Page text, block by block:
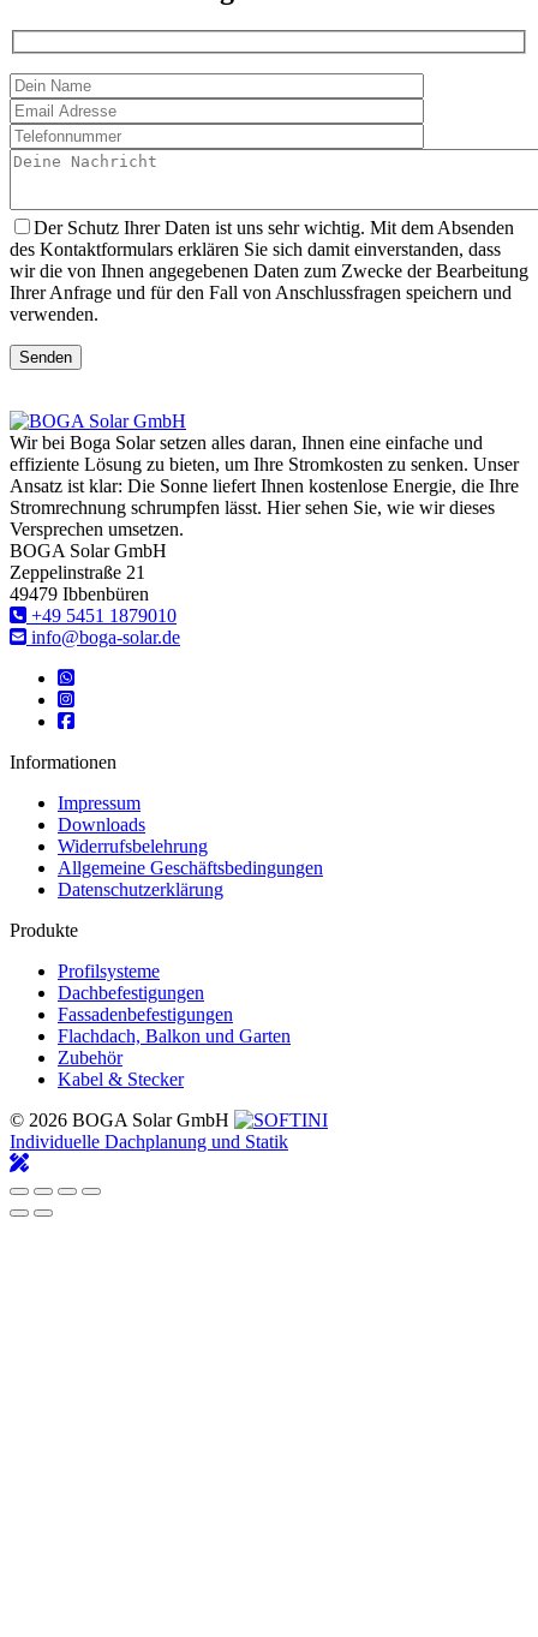
Der Schutz Ihrer Daten ist uns sehr wichtig. Mit dem Absenden
des Kontaktformulars erklären Sie sich damit einverstanden, dass
wir die von Ihnen angegebenen Daten zum Zwecke der Bearbeitung
Ihrer Anfrage und für den Fall von Anschlussfragen speichern und
verwenden.
Senden
Wir bei Boga Solar setzen alles daran, Ihnen eine einfache und
effiziente Lösung zu bieten, um Ihre Stromkosten zu senken. Unser
Ansatz ist klar: Die Sonne liefert Ihnen kostenlose Energie, die Ihre
Stromrechnung schrumpfen lässt. Hier sehen Sie, wie wir dieses
Versprechen umsetzen.
BOGA Solar GmbH
Zeppelinstraße 21
49479 Ibbenbüren
‎+49 5451 1879010
info@boga-solar.de
Informationen
Impressum
Downloads
Widerrufsbelehrung
Allgemeine Geschäftsbedingungen
Datenschutzerklärung
Produkte
Profilsysteme
Dachbefestigungen
Fassadenbefestigungen
Flachdach, Balkon und Garten
Zubehör
Kabel & Stecker
© 2026 BOGA Solar GmbH
Individuelle Dachplanung und Statik